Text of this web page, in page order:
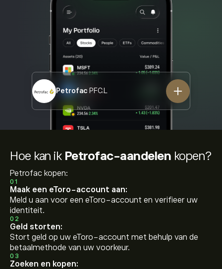
Petrofac PFC.L
Hoe kan ik Petrofac-aandelen kopen?
Petrofac kopen:
01
Maak een eToro-account aan:
Meld u aan voor een eToro-account en verifieer uw
identiteit.
02
Geld storten:
Stort geld op uw eToro-account met behulp van de
betaalmethode van uw voorkeur.
03
Zoeken en kopen: